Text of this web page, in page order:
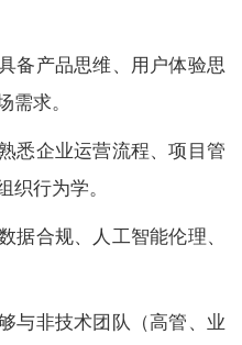
备产品思维、用户体验思
求。
悉企业运营流程、项目管
行为学。
据合规、人工智能伦理、
与非技术团队（高管、业